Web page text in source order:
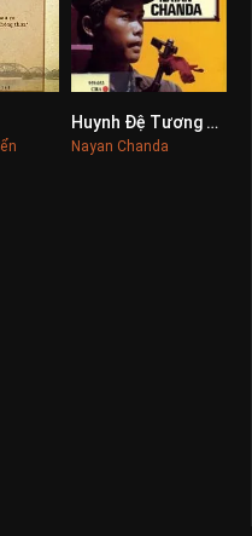
0
Huynh Đệ Tương Tàn
Nayan Chanda